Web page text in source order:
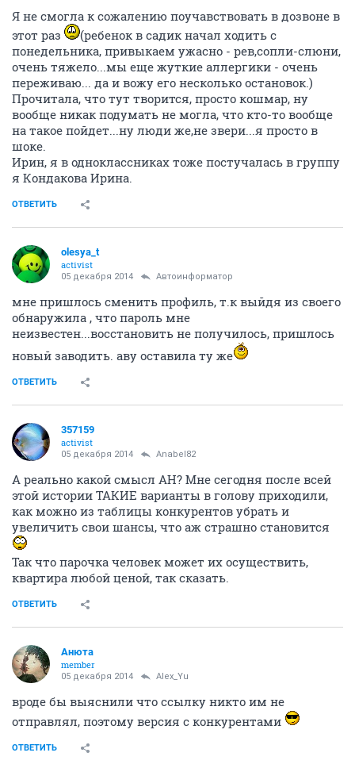
Я не смогла к сожалению поучавствовать в дозвоне в
этот раз
(ребенок в садик начал ходить с
понедельника, привыкаем ужасно - рев,сопли-слюни,
очень тяжело...мы еще жуткие аллергики - очень
переживаю... да и вожу его несколько остановок.)
Прочитала, что тут творится, просто кошмар, ну
вообще никак подумать не могла, что кто-то вообще
на такое пойдет...ну люди же,не звери...я просто в
шоке.
Ирин, я в одноклассниках тоже постучалась в группу
я Кондакова Ирина.
ОТВЕТИТЬ
olesya_t
activist
05 декабря 2014 Автоинформатор
мне пришлось сменить профиль, т.к выйдя из своего
обнаружила , что пароль мне
неизвестен...восстановить не получилось, пришлось
новый заводить. аву оставила ту же
ОТВЕТИТЬ
357159
activist
05 декабря 2014 Anabel82
А реально какой смысл АН? Мне сегодня после всей
этой истории ТАКИЕ варианты в голову приходили,
как можно из таблицы конкурентов убрать и
увеличить свои шансы, что аж страшно становится
Так что парочка человек может их осуществить,
квартира любой ценой, так сказать.
ОТВЕТИТЬ
Aнюта
member
05 декабря 2014 Alex_Yu
вроде бы выяснили что ссылку никто им не
отправлял, поэтому версия с конкурентами
ОТВЕТИТЬ